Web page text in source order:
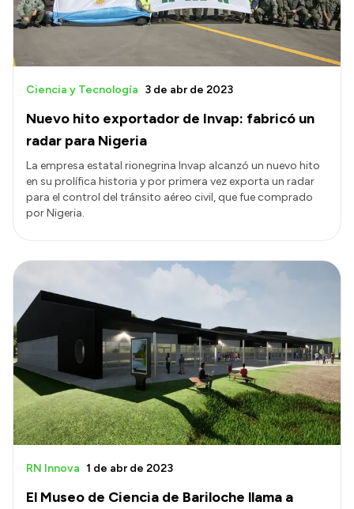
Nuevo hito exportador de Invap: fabricó un
radar para Nigeria
Ciencia y Tecnología 3 de abr de 2023
La empresa estatal rionegrina Invap alcanzó un nuevo hito
en su prolífica historia y por primera vez exporta un radar
para el control del tránsito aéreo civil, que fue comprado
por Nigeria.
El Museo de Ciencia de Bariloche llama a
RN Innova 1 de abr de 2023